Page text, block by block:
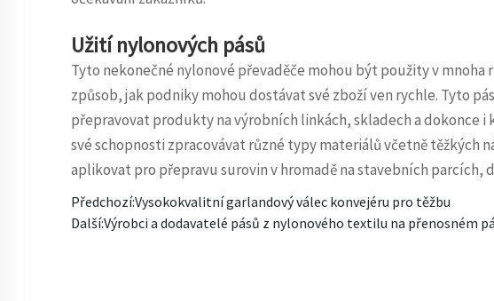
Užití nylonových pásů
Tyto nekonečné nylonové převaděče mohou být použity v mnoha
způsob, jak podniky mohou dostávat své zboží ven rychle. Tyto
přepravovat produkty na výrobních linkách, skladech a dokonce
své schopnosti zpracovávat různé typy materiálů včetně těžkých
aplikovat pro přepravu surovin v hromadě na stavebních parcích,
Předchozí:Vysokokvalitní garlandový válec konvejéru pro těžbu
Další:Výrobci a dodavatelé pásů z nylonového textilu na přenosném